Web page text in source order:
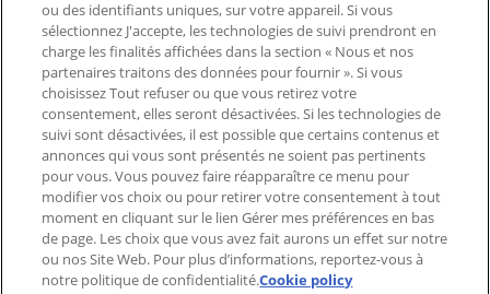
Magasin mal situé sur la carte
Signaler un prospectus
Vous rencontrez un problème technique sur l’appli
ou le site?
Index
Marques
Marques locales
Enseignes
ou des identifiants uniques, sur votre appareil. Si vous
sélectionnez J'accepte, les technologies de suivi prendront en
charge les finalités affichées dans la section « Nous et nos
partenaires traitons des données pour fournir ». Si vous
choisissez Tout refuser ou que vous retirez votre
consentement, elles seront désactivées. Si les technologies de
suivi sont désactivées, il est possible que certains contenus et
annonces qui vous sont présentés ne soient pas pertinents
pour vous. Vous pouvez faire réapparaître ce menu pour
modifier vos choix ou pour retirer votre consentement à tout
moment en cliquant sur le lien Gérer mes préférences en bas
de page. Les choix que vous avez fait aurons un effet sur notre
ou nos Site Web. Pour plus d’informations, reportez-vous à
notre politique de confidentialité.Cookie policy